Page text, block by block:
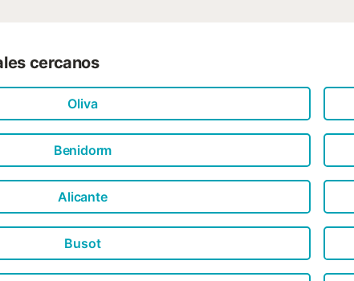
cercanos
Oliva
Benidorm
Alicante
Busot